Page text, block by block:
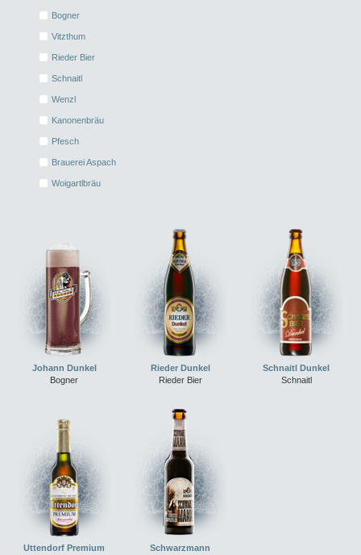
Bogner
Vitzthum
Rieder Bier
Schnaitl
Wenzl
Kanonenbräu
Pfesch
Brauerei Aspach
Woigartlbräu
Johann Dunkel
Bogner
Rieder Dunkel
Rieder Bier
Schnaitl Dunkel
Schnaitl
Uttendorf Premium Schwarzmann